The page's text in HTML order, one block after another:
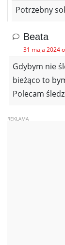
Potrzebny
Beata
31 maja 2024
Gdybym nie
bieżąco to
Polecam